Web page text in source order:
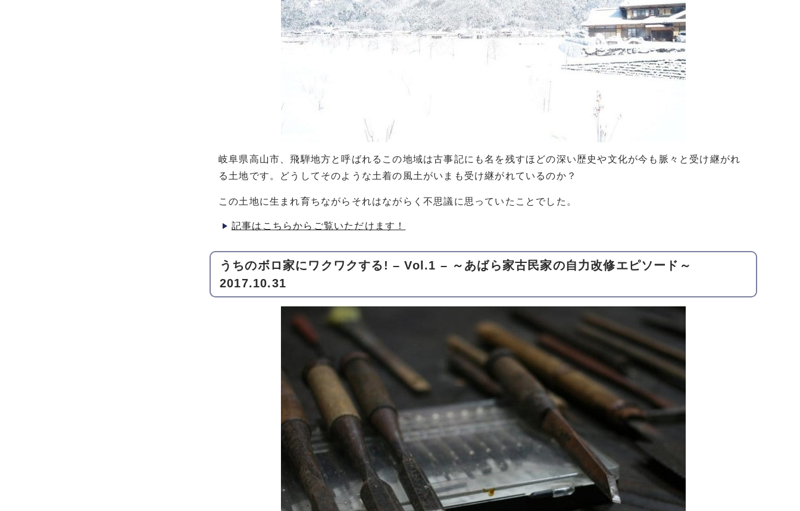
岐阜県高山市、飛騨地方と呼ばれるこの地域は古事記にも名を残すほどの深い歴史や文化が今も脈々と受け継がれ
る土地です。どうしてそのような土着の風土がいまも受け継がれているのか？
この土地に生まれ育ちながらそれはながらく不思議に思っていたことでした。
記事はこちらからご覧いただけます！
うちのボロ家にワクワクする! – Vol.1 – ～あばら家古民家の自力改修エピソード～
2017.10.31